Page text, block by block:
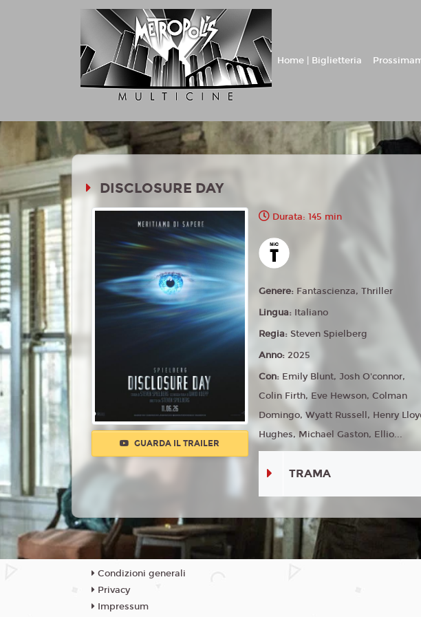
Home | Biglietteria
DISCLOSURE DAY
GUARDA IL TRAILER
Durata: 145 min
Genere: Fantascienza, Thriller
Lingua: Italiano
Regia:Steven Spielberg
Anno:2025
Con: Emily Blunt, Josh O'connor,
Colin Firth, Eve Hewson, Colman
Domingo, Wyatt Russell, Henry
Hughes, Michael Gaston, Ellio...
TRAMA
Condizioni generali
Privacy
Impressum